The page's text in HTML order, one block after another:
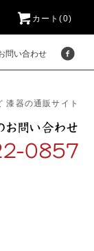
カート(0)
問い合わせ
漆器の通販サイト